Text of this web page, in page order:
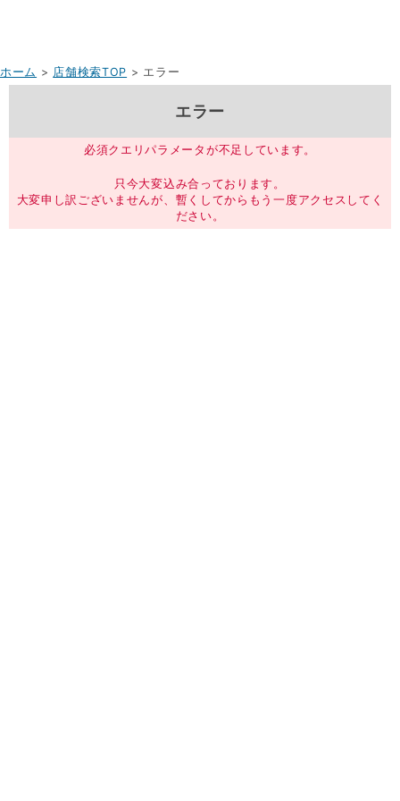
ホーム > 店舗検索TOP > エラー
エラー
必須クエリパラメータが不足しています。
只今大変込み合っております。
大変申し訳ございませんが、暫くしてからもう一度アクセスしてく
ださい。